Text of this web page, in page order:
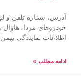
آدرس، شماره تلفن و
اطلاعات نمایندگی
ادامه مطلب »